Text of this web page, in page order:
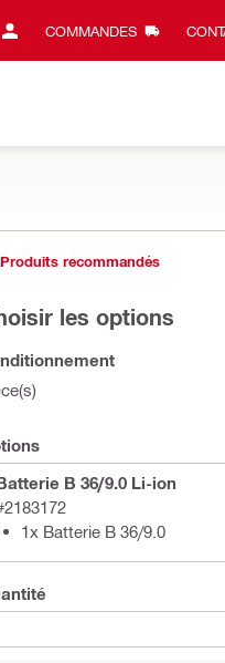
COMMANDES
Produits recommandés
les options
B 36/9.0 Li-ion
1x Batterie B 36/9.0